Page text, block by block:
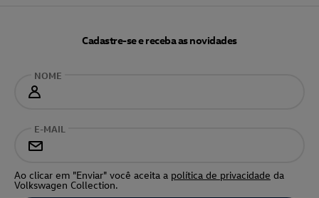
Cadastre-se e receba as novidades
NOME
E-MAIL
Ao clicar em "Enviar" você aceita a política de privacidade da
Volkswagen Collection.